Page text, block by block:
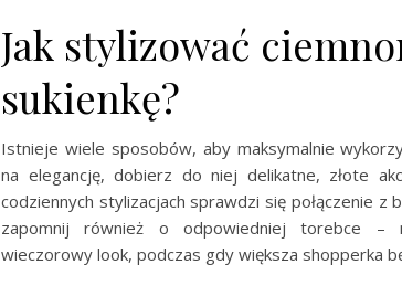
Jak stylizować
sukienkę?
Istnieje wiele sposobów, aby maksymalnie
na elegancję, dobierz do niej delikatne, złote
codziennych stylizacjach sprawdzi się połączenie z
zapomnij również o odpowiedniej torebce –
wieczorowy look, podczas gdy większa shopperka